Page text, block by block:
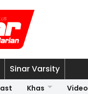
Sinar Varsity
Khas Video